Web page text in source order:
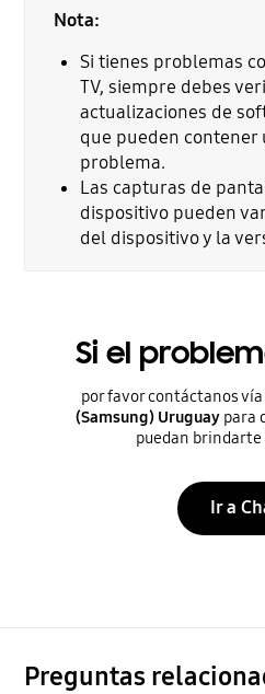
Nota:
Si tienes problemas
TV, siempre debes
actualizaciones de
que pueden contener
problema.
Las capturas de
dispositivo pueden
del dispositivo y la
Si el
por favor contáctanos
(Samsung) Uruguaypara
puedan brindarte
Ir a
Preguntas